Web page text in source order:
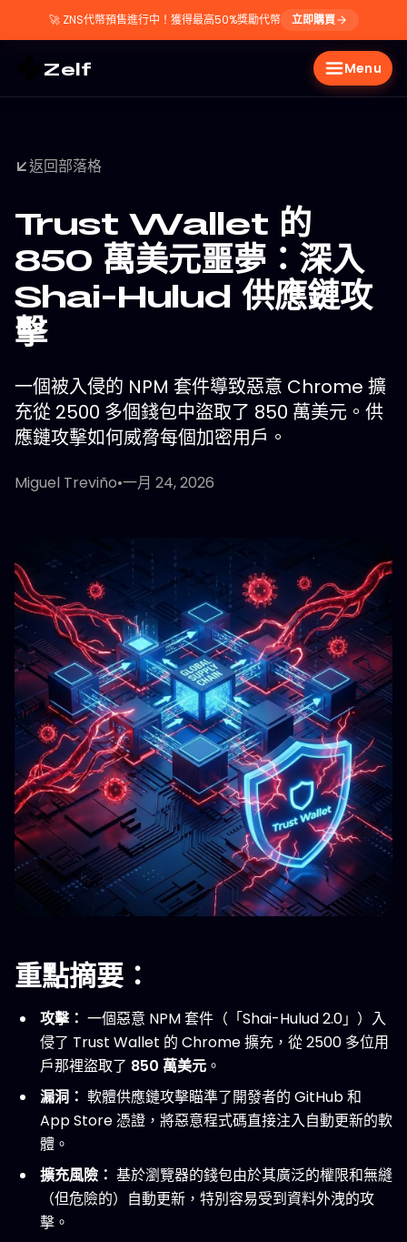
🚀 ZNS代幣預售進行中！獲得最高50%獎勵代幣 立即購買
Zelf Menu
返回部落格
Trust Wallet 的
850 萬美元噩夢：深入
Shai-Hulud 供應鏈攻
擊
一個被入侵的 NPM 套件導致惡意 Chrome 擴
充從 2500 多個錢包中盜取了 850 萬美元。供
應鏈攻擊如何威脅每個加密用戶。
Miguel Treviño•一月 24, 2026
重點摘要：
攻擊： 一個惡意 NPM 套件（「Shai-Hulud 2.0」）入
侵了 Trust Wallet 的 Chrome 擴充，從 2500 多位用
戶那裡盜取了 850 萬美元 。
漏洞： 軟體供應鏈攻擊瞄準了開發者的 GitHub 和
App Store 憑證，將惡意程式碼直接注入自動更新的軟
體。
擴充風險： 基於瀏覽器的錢包由於其廣泛的權限和無縫
（但危險的）自動更新，特別容易受到資料外洩的攻
擊。